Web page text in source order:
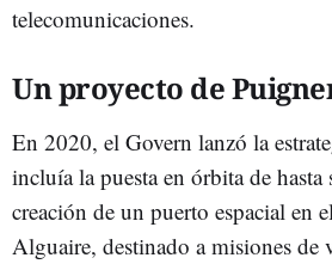
telecomunicaciones.
Un proyecto de
En 2020, el Govern lanzó la
incluía la puesta en órbita de hasta
creación de un puerto espacial en
Alguaire, destinado a misiones de